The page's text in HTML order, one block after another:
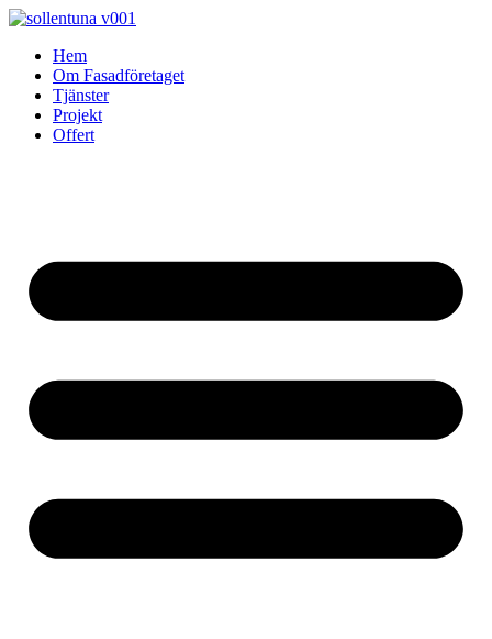
Skip
contentHem
Om Fasadföretaget
Tjänster
Projekt
Offert